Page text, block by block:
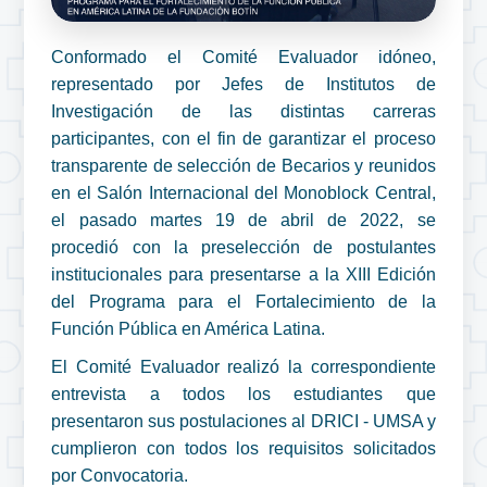
Conformado el Comité Evaluador idóneo,
representado por Jefes de Institutos de
Investigación de las distintas carreras
participantes, con el fin de garantizar el proceso
transparente de selección de Becarios y reunidos
en el Salón Internacional del Monoblock Central,
el pasado martes 19 de abril de 2022, se
procedió con la preselección de postulantes
institucionales para presentarse a la XIII Edición
del Programa para el Fortalecimiento de la
Función Pública en América Latina.
El Comité Evaluador realizó la correspondiente
entrevista a todos los estudiantes que
presentaron sus postulaciones al DRICI - UMSA y
cumplieron con todos los requisitos solicitados
por Convocatoria.